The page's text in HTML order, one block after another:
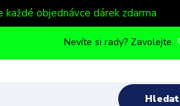
každé objednávce dárek zdarma
Hledat
Nevíte si rady? Zavolejte.